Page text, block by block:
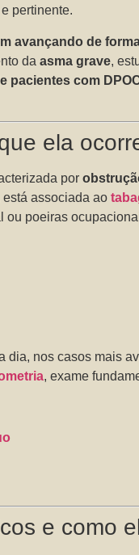
pertinente.
avançando de
daasma grave,
pacientes com
ela
por
está associada ao
ou poeiras
dia, nos casos mais
, exame
e como